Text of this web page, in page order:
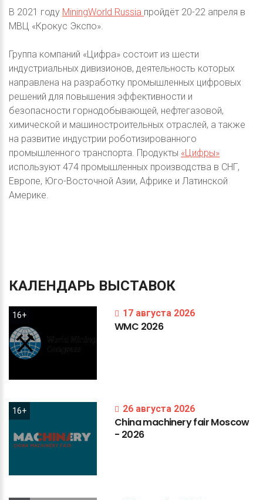
В 2021 году MiningWorld Russia пройдёт 20-22 апреля в
МВЦ «Крокус Экспо».
Группа компаний «Цифра» состоит из шести
индустриальных дивизионов, деятельность которых
направлена на разработку промышленных цифровых
решений для повышения эффективности и
безопасности горнодобывающей, нефтегазовой,
химической и машиностроительных отраслей, а также
на развитие индустрии роботизированного
промышленного транспорта. Продукты «Цифры»
используют 474 промышленных производства в СНГ,
Европе, Юго-Восточной Азии, Африке и Латинской
Америке.
КАЛЕНДАРЬ ВЫСТАВОК
16+ 17 августа 2026
WMC 2026
16+ 26 августа 2026
ChinamachineryfairMoscow
- 2026